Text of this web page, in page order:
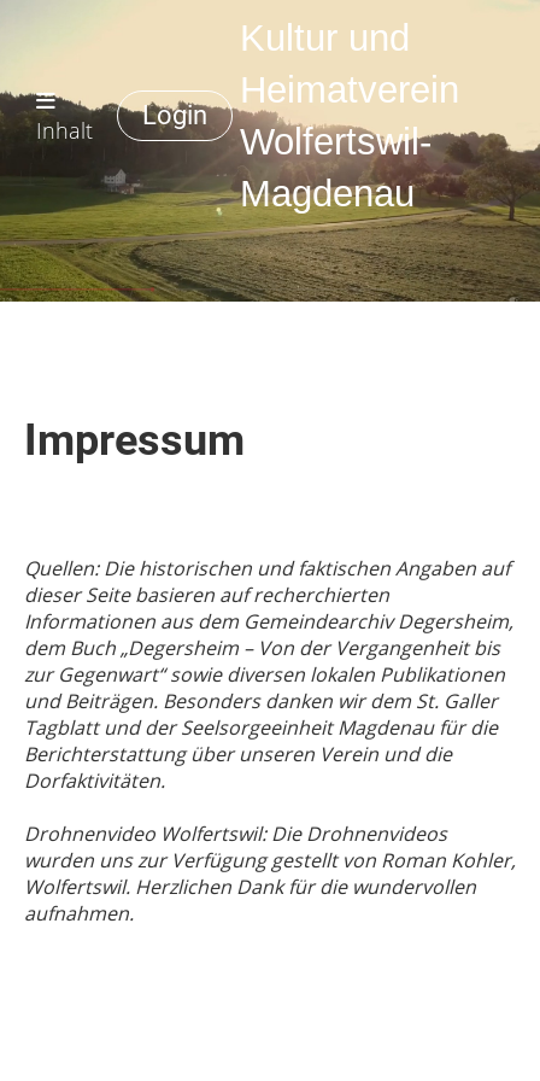
Kultur und
Heimatverein
Wolfertswil-
Magdenau
Login
Inhalt
Impressum
Quellen: Die historischen und faktischen Angaben auf
dieser Seite basieren auf recherchierten
Informationen aus dem Gemeindearchiv Degersheim,
dem Buch „Degersheim – Von der Vergangenheit bis
zur Gegenwart“ sowie diversen lokalen Publikationen
und Beiträgen. Besonders danken wir dem St. Galler
Tagblatt und der Seelsorgeeinheit Magdenau für die
Berichterstattung über unseren Verein und die
Dorfaktivitäten.
Drohnenvideo Wolfertswil: Die Drohnenvideos
wurden uns zur Verfügung gestellt von Roman Kohler,
Wolfertswil. Herzlichen Dank für die wundervollen
aufnahmen.